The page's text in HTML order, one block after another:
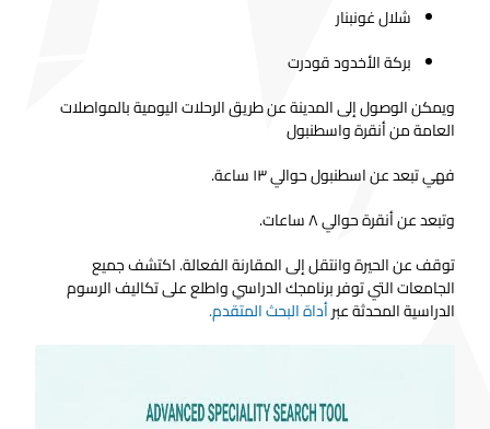
شلال غونبنار
بركة الأخدود قودرت
ويمكن الوصول إلى المدينة عن طريق الرحلات اليومية بالمواصلات
العامة من أنقرة واسطنبول
فهي تبعد عن اسطنبول حوالي ١٣ ساعة.
وتبعد عن أنقرة حوالي ٨ ساعات.
توقف عن الحيرة وانتقل إلى المقارنة الفعالة. اكتشف جميع
الجامعات التي توفر برنامجك الدراسي واطلع على تكاليف الرسوم
الدراسية المحدثة عبرأداة البحث المتقدم.